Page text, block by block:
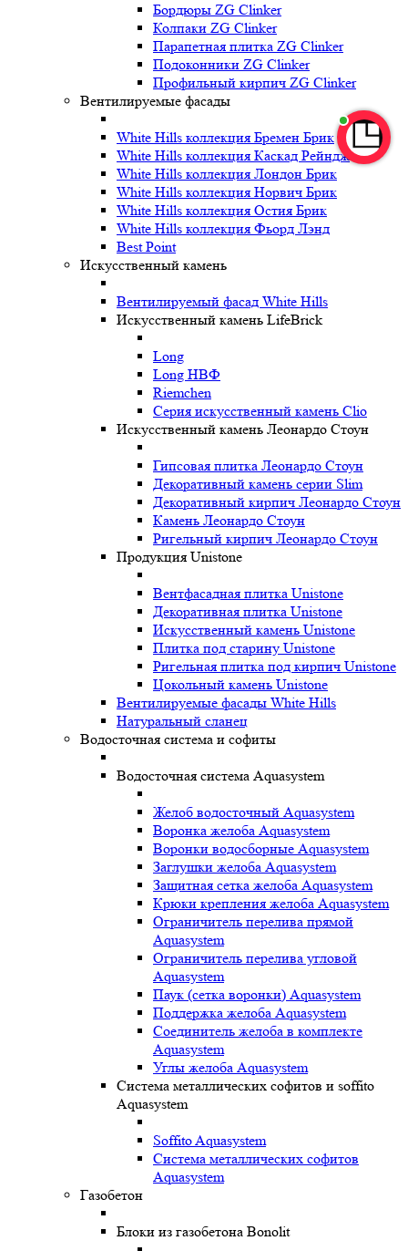
Бордюры ZG Clinker
Колпаки ZG Clinker
Парапетная плитка ZG Clinker
Подоконники ZG Clinker
Профильный кирпич ZG Clinker
Вентилируемые фасады
White Hills коллекция Бремен Брик
White Hills коллекция Каскад Рейндж
White Hills коллекция Лондон Брик
White Hills коллекция Норвич Брик
White Hills коллекция Остия Брик
White Hills коллекция Фьорд Лэнд
Best Point
Искусственный камень
Вентилируемый фасад White Hills
Искусственный камень LifeBrick
Long
Long НВФ
Riemchen
Серия искусственный камень Clio
Искусственный камень Леонардо Стоун
Гипсовая плитка Леонардо Стоун
Декоративный камень серии Slim
Декоративный кирпич Леонардо Стоун
Камень Леонардо Стоун
Ригельный кирпич Леонардо Стоун
Продукция Unistone
Вентфасадная плитка Unistone
Декоративная плитка Unistone
Искусственный камень Unistone
Плитка под старину Unistone
Ригельная плитка под кирпич Unistone
Цокольный камень Unistone
Вентилируемые фасады White Hills
Натуральный сланец
Водосточная система и софиты
Водосточная система Aquasystem
Желоб водосточный Aquasystem
Воронка желоба Aquasystem
Воронки водосборные Aquasystem
Заглушки желоба Aquasystem
Защитная сетка желоба Aquasystem
Крюки крепления желоба Aquasystem
Ограничитель перелива прямой
Aquasystem
Ограничитель перелива угловой
Aquasystem
Паук (сетка воронки) Aquasystem
Поддержка желоба Aquasystem
Соединитель желоба в комплекте
Aquasystem
Углы желоба Aquasystem
Система металлических софитов и soffito
Aquasystem
Soffito Aquasystem
Система металлических софитов
Aquasystem
Газобетон
Блоки из газобетона Bonolit